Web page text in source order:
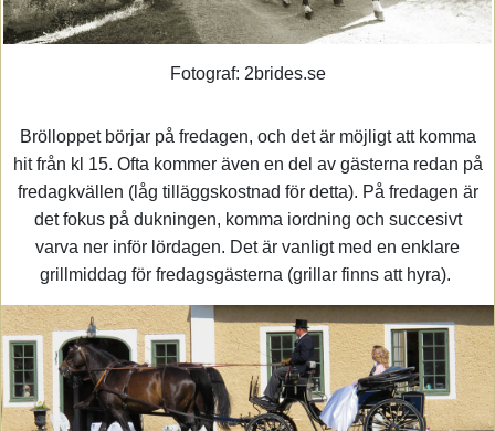
Fotograf: 2brides.se
Brölloppet börjar på fredagen, och det är möjligt att komma
hit från kl 15. Ofta kommer även en del av gästerna redan på
fredagkvällen (låg tilläggskostnad för detta). På fredagen är
det fokus på dukningen, komma iordning och succesivt
varva ner inför lördagen. Det är vanligt med en enklare
grillmiddag för fredagsgästerna (grillar finns att hyra).